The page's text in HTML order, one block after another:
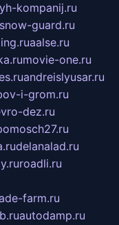
kompanij.ru
snow-guard.ru
aalse.ru
movie-one.ru
andreislyusar.ru
i-grom.ru
dez.ru
delanalad.ru
roadli.ru
farm.ru
autodamp.ru